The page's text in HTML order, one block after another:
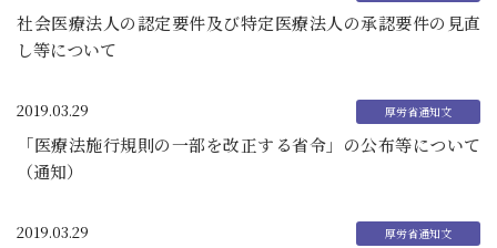
社会医療法人の認定要件及び特定医療法人の承認要件の見直
し等について
2019.03.29
「医療法施行規則の一部を改正する省令」の公布等について
（通知）
2019.03.29